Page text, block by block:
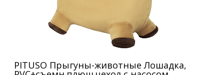
PITUSO Прыгуны-животные Лошадка,